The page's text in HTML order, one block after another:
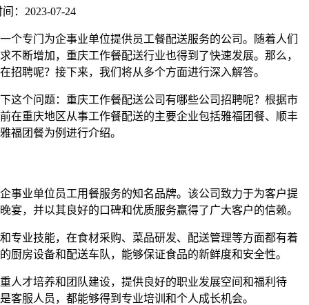
：2023-07-24
个专门为企事业单位提供员工餐配送服务的公司。随着人们
不断增加，重庆工作餐配送行业也得到了快速发展。那么，
招聘呢？接下来，我们将从多个方面进行深入解答。
这个问题：重庆工作餐配送公司有哪些公司招聘呢？根据市
在重庆地区从事工作餐配送的主要企业包括雅福团餐、顺丰
福团餐为例进行介绍。
事业单位员工用餐服务的知名品牌。该公司致力于为客户提
宴，并以其良好的口碑和优质服务赢得了广大客户的信赖。
专业技能，在食材采购、菜品研发、配送管理等方面都有着
厨房设备和配送车队，能够保证食品的新鲜度和安全性。
人才培养和团队建设，提供良好的职业发展空间和福利待
客服人员，都能够得到专业培训和个人成长机会。